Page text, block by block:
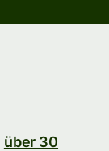
über 30